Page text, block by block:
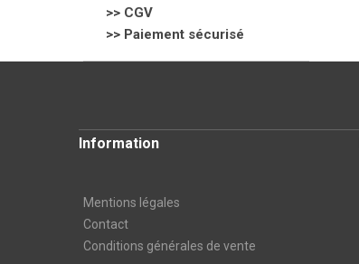
>> CGV
>> Paiement sécurisé
Information
Mentions légales
Contact
Conditions générales de vente